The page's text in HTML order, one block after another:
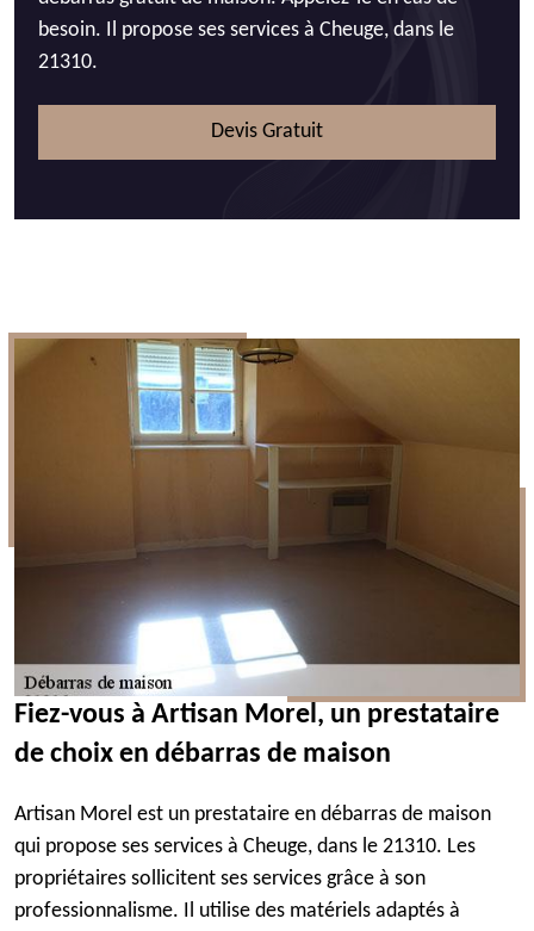
besoin. Il propose ses services à Cheuge, dans le
21310.
Devis Gratuit
Fiez-vous à Artisan Morel, un prestataire
de choix en débarras de maison
Artisan Morel est un prestataire en débarras de maison
qui propose ses services à Cheuge, dans le 21310. Les
propriétaires sollicitent ses services grâce à son
professionnalisme. Il utilise des matériels adaptés à